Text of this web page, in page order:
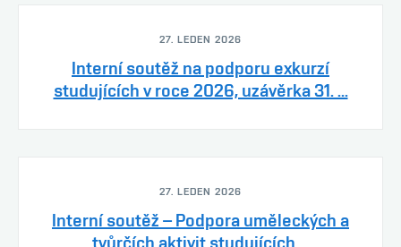
27. LEDEN 2026
Interní soutěž na podporu exkurzí
studujících v roce 2026, uzávěrka 31. ...
27. LEDEN 2026
Interní soutěž – Podpora uměleckých a
tvůrčích aktivit studujících ...